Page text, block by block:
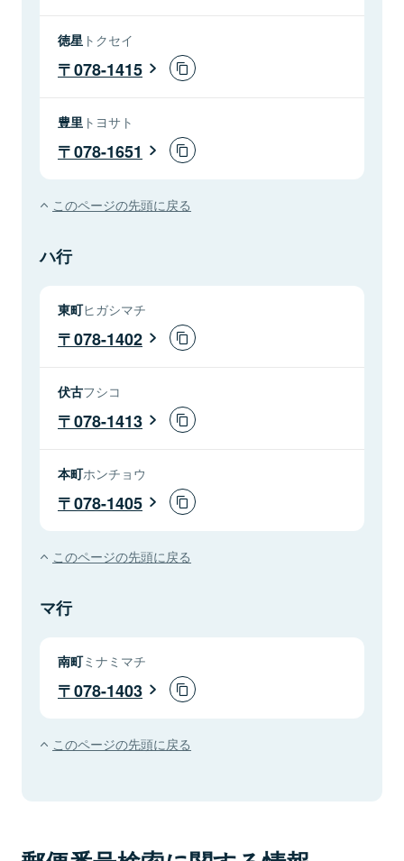
徳星 トクセイ
078-1415
豊里 トヨサト
078-1651
このページの先頭に戻る
ハ行
東町ヒガシマチ
078-1402
伏古フシコ
078-1413
本町ホンチョウ
078-1405
このページの先頭に戻る
マ行
南町ミナミマチ
078-1403
このページの先頭に戻る